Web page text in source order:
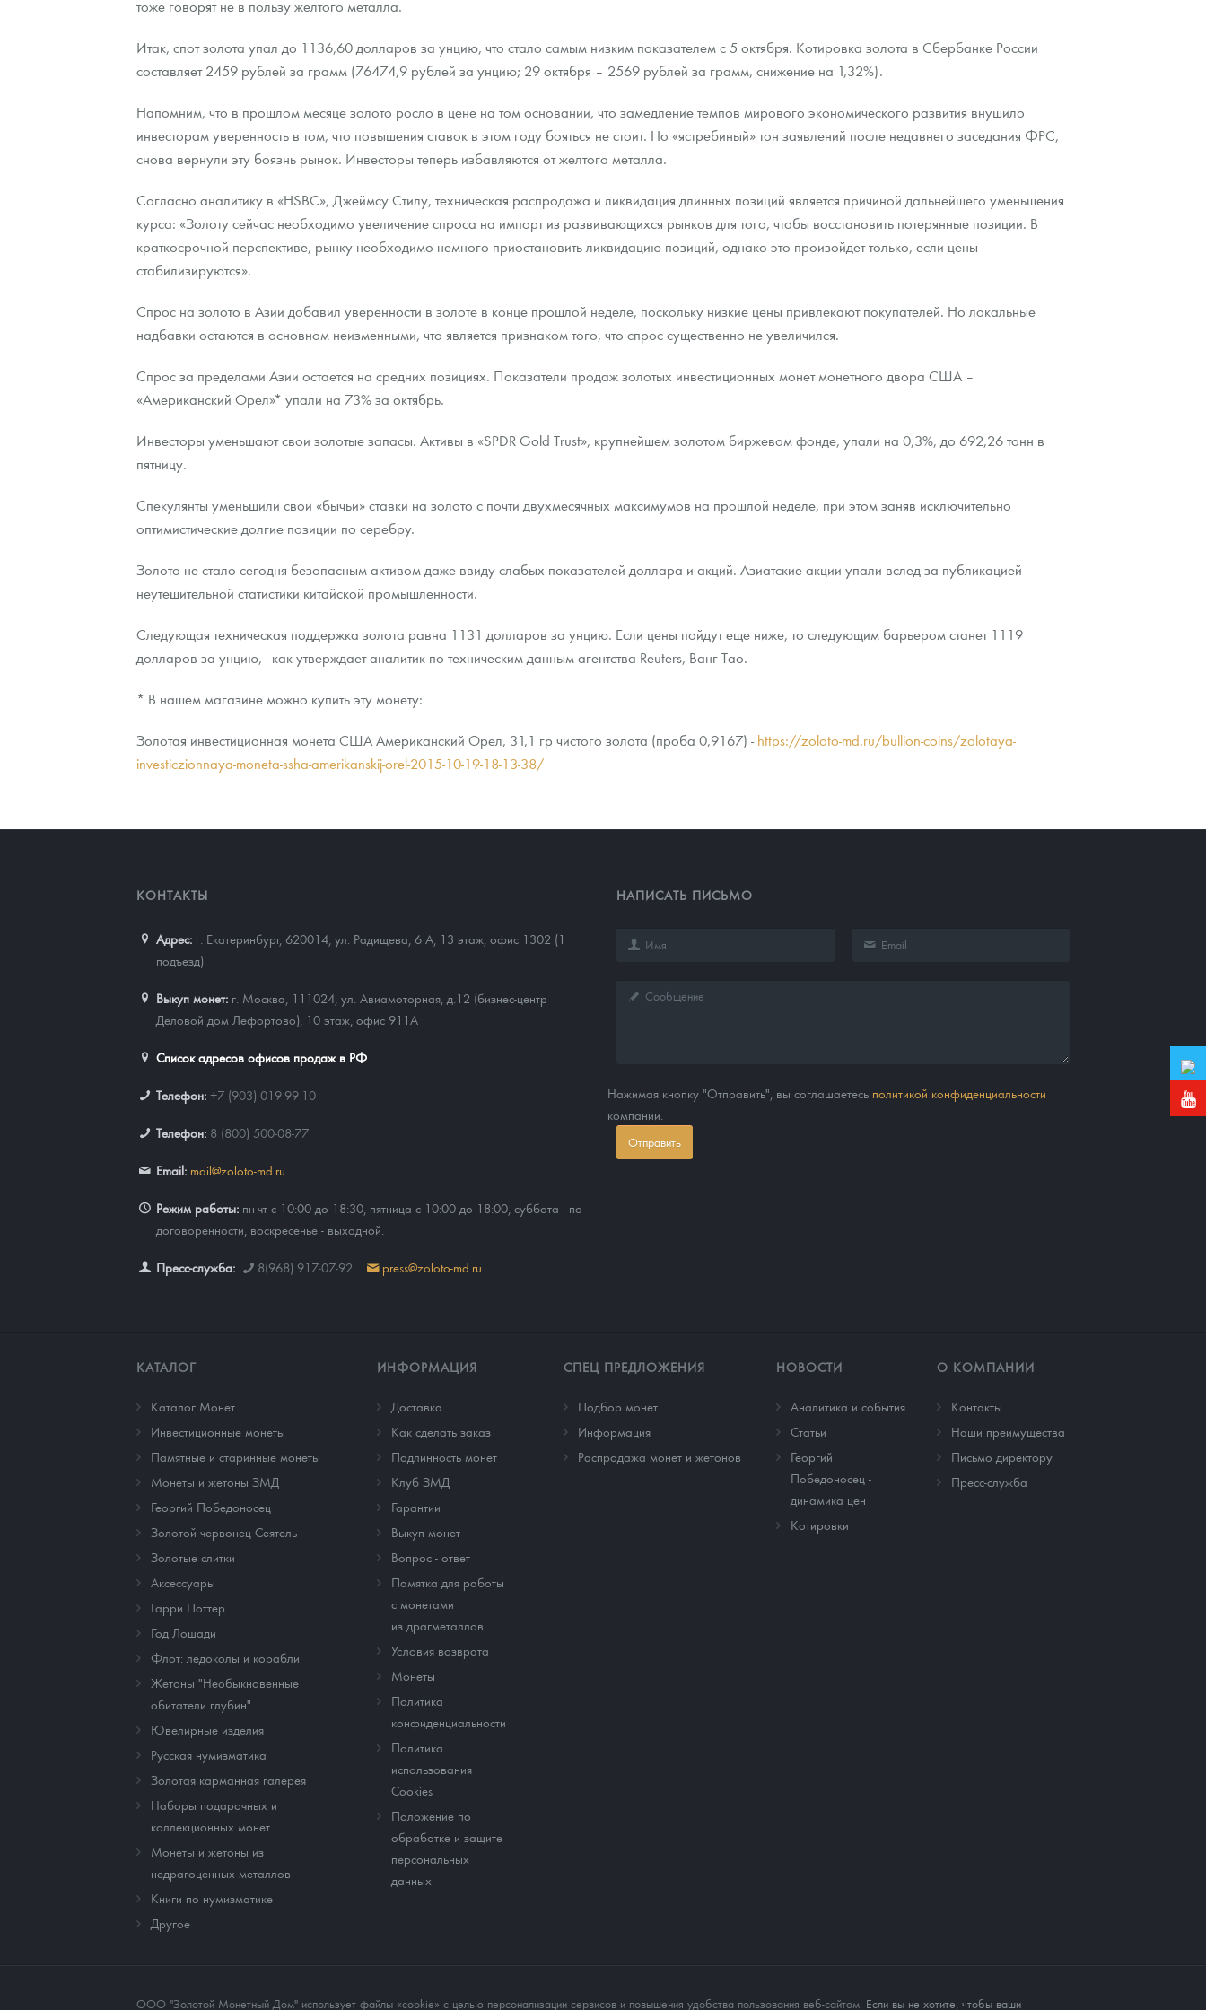
Золотые слитки
Аксессуары
Гарри Поттер
Год Лошади
Флот: ледоколы и корабли
Жетоны "Необыкновенные обитатели глубин"
Ювелирные изделия
Золотая карманная галерея
Наборы подарочных и коллекционных монет
Монеты и жетоны из недрагоценных металлов
Книги по нумизматике
Выкуп серебряных монет
Вопрос - ответ
Памятка для работы с монетами из драгметаллов
Условия возврата
Монеты
Политика конфиденциальности
Политика использования Cookies
Положение по обработке и защите персональных данных
Георгий Победоносец - динамика цен
Лом выкуп
Скупка слитков
О нас
Наши преимущества
Письмо директору
Пресс-служба
тоже говорят не в пользу желтого металла.
Итак, спот золота упал до 1136,60 долларов за унцию, что стало самым низким показателем с 5 октября. Котировка золота в Сбербанке России
составляет 2459 рублей за грамм (76474,9 рублей за унцию; 29 октября – 2569 рублей за грамм, снижение на 1,32%).
Напомним, что в прошлом месяце золото росло в цене на том основании, что замедление темпов мирового экономического развития внушило
инвесторам уверенность в том, что повышения ставок в этом году бояться не стоит. Но «ястребиный» тон заявлений после недавнего заседания ФРС,
снова вернули эту боязнь рынок. Инвесторы теперь избавляются от желтого металла.
Согласно аналитику в «HSBC», Джеймсу Стилу, техническая распродажа и ликвидация длинных позиций является причиной дальнейшего уменьшения
курса: «Золоту сейчас необходимо увеличение спроса на импорт из развивающихся рынков для того, чтобы восстановить потерянные позиции. В
краткосрочной перспективе, рынку необходимо немного приостановить ликвидацию позиций, однако это произойдет только, если цены
стабилизируются».
Спрос на золото в Азии добавил уверенности в золоте в конце прошлой неделе, поскольку низкие цены привлекают покупателей. Но локальные
надбавки остаются в основном неизменными, что является признаком того, что спрос существенно не увеличился.
Спрос за пределами Азии остается на средних позициях. Показатели продаж золотых инвестиционных монет монетного двора США –
«Американский Орел»* упали на 73% за октябрь.
Инвесторы уменьшают свои золотые запасы. Активы в «SPDR Gold Trust», крупнейшем золотом биржевом фонде, упали на 0,3%, до 692,26 тонн в
пятницу.
Спекулянты уменьшили свои «бычьи» ставки на золото с почти двухмесячных максимумов на прошлой неделе, при этом заняв исключительно
оптимистические долгие позиции по серебру.
Золото не стало сегодня безопасным активом даже ввиду слабых показателей доллара и акций. Азиатские акции упали вслед за публикацией
неутешительной статистики китайской промышленности.
Следующая техническая поддержка золота равна 1131 долларов за унцию. Если цены пойдут еще ниже, то следующим барьером станет 1119
долларов за унцию, - как утверждает аналитик по техническим данным агентства Reuters, Ванг Тао.
* В нашем магазине можно купить эту монету:
Золотая инвестиционная монета США Американский Орел, 31,1 гр чистого золота (проба 0,9167) - https://zoloto-md.ru/bullion-coins/zolotaya-
investiczionnaya-moneta-ssha-amerikanskij-orel-2015-10-19-18-13-38/
КОНТАКТЫ
Адрес: г. Екатеринбург, 620014 ул. Радищева, 6 А, 13 этаж, офис 1302 (1
подъезд)
Выкуп монет: г. Москва, 111024, ул. Авиамоторная, д.12 (бизнес-центр
Деловой дом Лефортово), 10 этаж, офис 911А
Список адресов офисов продаж в РФ
Телефон: +7 (903) 019-99-10
Телефон: 8 (800) 500-08-77
Email: mail@zoloto-md.ru
Режим работы: пн-чт с 10:00 до 18:30, пятница с 10:00 до 18:00, суббота - по
договоренности, воскресенье - выходной.
Пресс-служба: 8(968) 917-07-92 press@zoloto-md.ru
НАПИСАТЬ ПИСЬМО
Нажимая кнопку "Отправить", вы соглашаетесь политикой конфиденциальности
компании.
Отправить
КАТАЛОГ
Каталог Монет
Инвестиционные монеты
Памятные и старинные монеты
Монеты и жетоны ЗМД
Георгий Победоносец
Золотой червонец Сеятель
Золотые слитки
Аксессуары
Гарри Поттер
Год Лошади
Флот: ледоколы и корабли
Жетоны "Необыкновенные
обитатели глубин"
Ювелирные изделия
Русская нумизматика
Золотая карманная галерея
Наборы подарочных и
коллекционных монет
Монеты и жетоны из
недрагоценных металлов
Книги по нумизматике
Другое
ИНФОРМАЦИЯ
Доставка
Как сделать заказ
Подлинность монет
Клуб ЗМД
Гарантии
Выкуп монет
Вопрос - ответ
Памятка для работы
с монетами
из драгметаллов
Условия возврата
Монеты
Политика
конфиденциальности
Политика
использования
Cookies
Положение по
обработке и защите
персональных
данных
СПЕЦ ПРЕДЛОЖЕНИЯ
Подбор монет
Информация
Распродажа монет и жетонов
НОВОСТИ
Аналитика и события
Cтатьи
Георгий
Победоносец -
динамика цен
Котировки
О КОМПАНИИ
Контакты
Наши преимущества
Письмо директору
Пресс-служба
ООО "Золотой Монетный Дом" использует файлы «cookie» с целью персонализации сервисов и повышения удобства пользования веб-сайтом. Если вы не хотите, чтобы ваши